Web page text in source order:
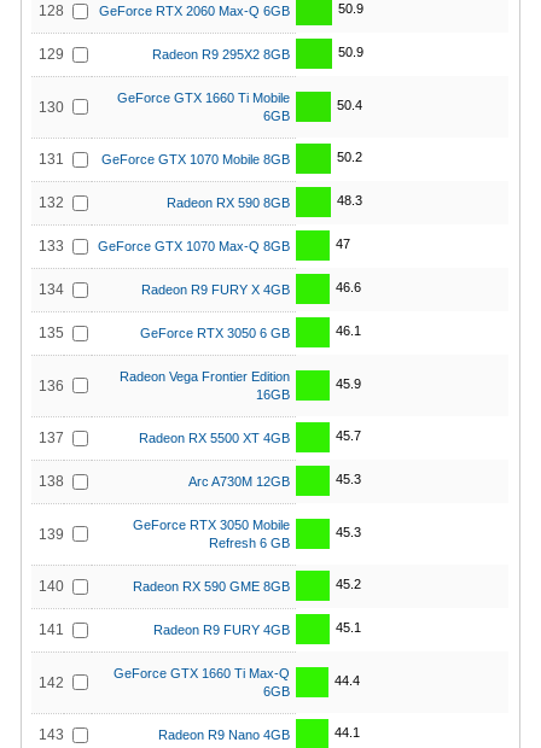
128 GeForce RTX 2060 Max-Q 6GB 50.9
129 Radeon R9 295X2 8GB 50.9
130
GeForce GTX 1660 Ti Mobile
6GB
50.4
131 GeForce GTX 1070 Mobile 8GB 50.2
132 Radeon RX 590 8GB 48.3
133 GeForce GTX 1070 Max-Q 8GB 47
134 Radeon R9 FURY X 4GB 46.6
135 GeForce RTX 3050 6 GB 46.1
136
Radeon Vega Frontier Edition
16GB
45.9
137 Radeon RX 5500 XT 4GB 45.7
138 Arc A730M 12GB 45.3
139
GeForce RTX 3050 Mobile
Refresh 6 GB
45.3
140 Radeon RX 590 GME 8GB 45.2
141 Radeon R9 FURY 4GB 45.1
142
GeForce GTX 1660 Ti Max-Q
6GB
44.4
143 Radeon R9 Nano 4GB 44.1